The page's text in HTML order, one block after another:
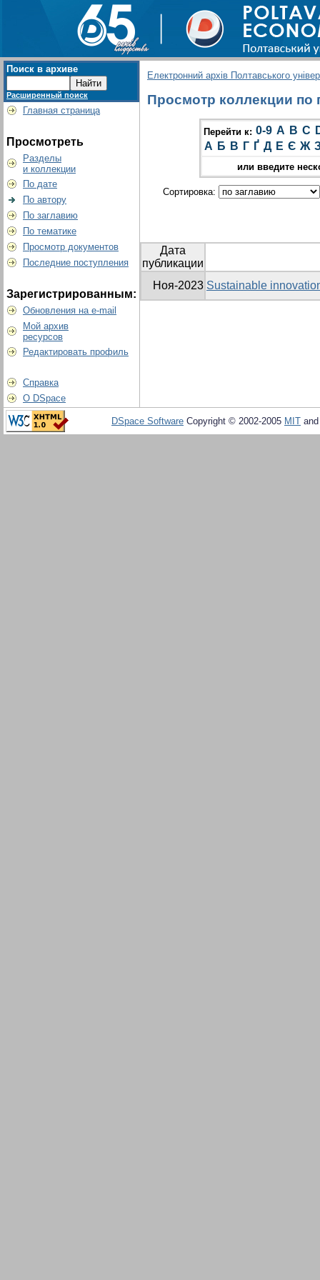
Поиск в архиве
Расширенный поиск
Главная страница
Просмотреть
Разделы
и коллекции
По дате
По автору
По заглавию
По тематике
Просмотр документов
Последние поступления
Зарегистрированным:
Обновления на e-mail
Мой архив
ресурсов
Редактировать профиль
Справка
О DSpace
Електронний архів Полтавського
Просмотр коллекции по
Перейти к: 0-9 A B C
А Б В Г Ґ Д Е Є Ж
или введите
Сортировка:
Дата
публикации
Ноя-2023 Sustainable
DSpace Software Copyright © 2002-2005 MIT